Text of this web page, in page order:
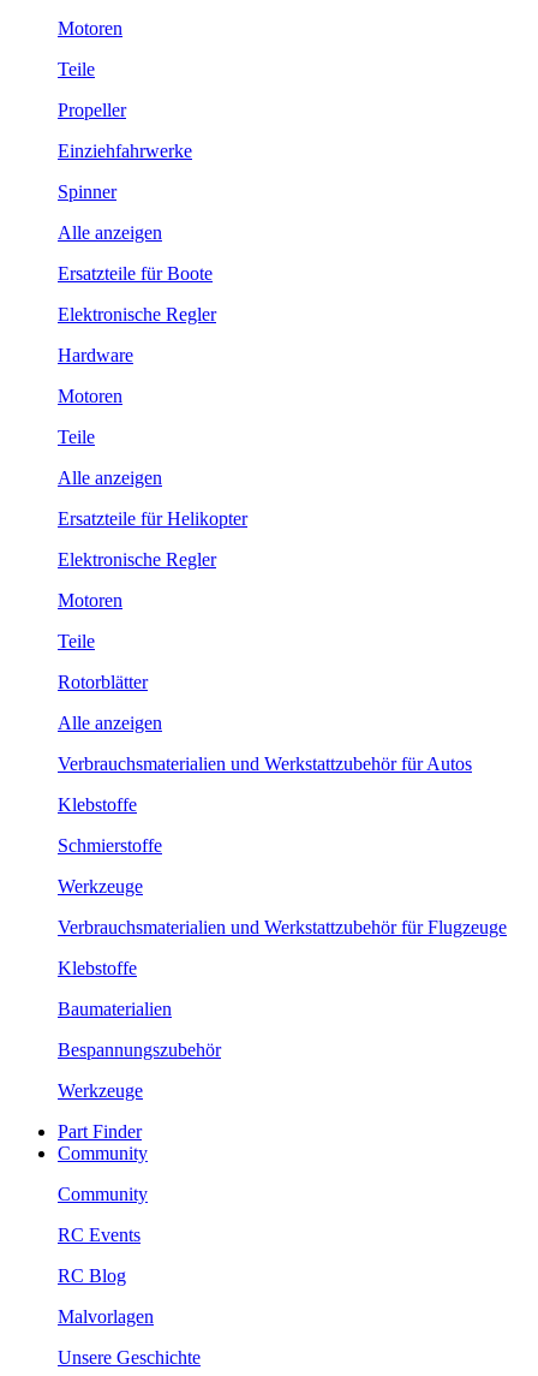
Motoren
Teile
Propeller
Einziehfahrwerke
Spinner
Alle anzeigen
Ersatzteile für Boote
Elektronische Regler
Hardware
Motoren
Teile
Alle anzeigen
Ersatzteile für Helikopter
Elektronische Regler
Motoren
Teile
Rotorblätter
Alle anzeigen
Verbrauchsmaterialien und Werkstattzubehör für Autos
Klebstoffe
Schmierstoffe
Werkzeuge
Verbrauchsmaterialien und Werkstattzubehör für Flugzeuge
Klebstoffe
Baumaterialien
Bespannungszubehör
Werkzeuge
Part Finder
Community
Community
RC Events
RC Blog
Malvorlagen
Unsere Geschichte